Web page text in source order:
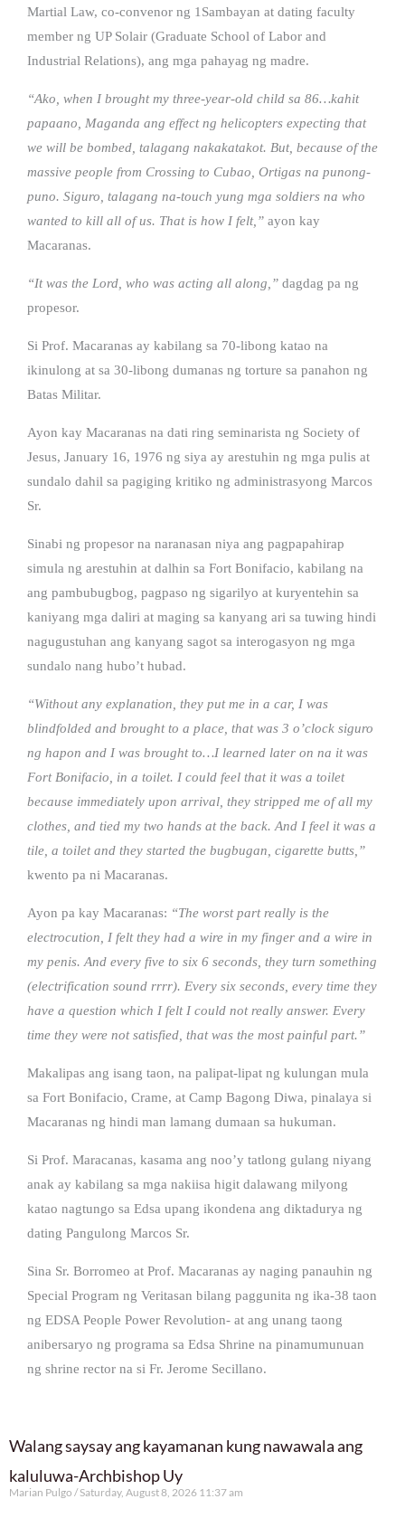
Martial Law, co-convenor ng 1Sambayan at dating faculty
member ng UP Solair (Graduate School of Labor and
Industrial Relations), ang mga pahayag ng madre.
“Ako, when I brought my three-year-old child sa 86…kahit
papaano, Maganda ang effect ng helicopters expecting that
we will be bombed, talagang nakakatakot. But, because of the
massive people from Crossing to Cubao, Ortigas na punong-
puno. Siguro, talagang na-touch yung mga soldiers na who
wanted to kill all of us. That is how I felt,” ayon kay
Macaranas.
“It was the Lord, who was acting all along,” dagdag pa ng
propesor.
Si Prof. Macaranas ay kabilang sa 70-libong katao na
ikinulong at sa 30-libong dumanas ng torture sa panahon ng
Batas Militar.
Ayon kay Macaranas na dati ring seminarista ng Society of
Jesus, January 16, 1976 ng siya ay arestuhin ng mga pulis at
sundalo dahil sa pagiging kritiko ng administrasyong Marcos
Sr.
Sinabi ng propesor na naranasan niya ang pagpapahirap
simula ng arestuhin at dalhin sa Fort Bonifacio, kabilang na
ang pambubugbog, pagpaso ng sigarilyo at kuryentehin sa
kaniyang mga daliri at maging sa kanyang ari sa tuwing hindi
nagugustuhan ang kanyang sagot sa interogasyon ng mga
sundalo nang hubo’t hubad.
“Without any explanation, they put me in a car, I was
blindfolded and brought to a place, that was 3 o’clock siguro
ng hapon and I was brought to…I learned later on na it was
Fort Bonifacio, in a toilet. I could feel that it was a toilet
because immediately upon arrival, they stripped me of all my
clothes, and tied my two hands at the back. And I feel it was a
tile, a toilet and they started the bugbugan, cigarette butts,”
kwento pa ni Macaranas.
Ayon pa kay Macaranas: “The worst part really is the
electrocution, I felt they had a wire in my finger and a wire in
my penis. And every five to six 6 seconds, they turn something
(electrification sound rrrr). Every six seconds, every time they
have a question which I felt I could not really answer. Every
time they were not satisfied, that was the most painful part.”
Makalipas ang isang taon, na palipat-lipat ng kulungan mula
sa Fort Bonifacio, Crame, at Camp Bagong Diwa, pinalaya si
Macaranas ng hindi man lamang dumaan sa hukuman.
Si Prof. Maracanas, kasama ang noo’y tatlong gulang niyang
anak ay kabilang sa mga nakiisa higit dalawang milyong
katao nagtungo sa Edsa upang ikondena ang diktadurya ng
dating Pangulong Marcos Sr.
Sina Sr. Borromeo at Prof. Macaranas ay naging panauhin ng
Special Program ng Veritasan bilang paggunita ng ika-38 taon
ng EDSA People Power Revolution- at ang unang taong
anibersaryo ng programa sa Edsa Shrine na pinamumunuan
ng shrine rector na si Fr. Jerome Secillano.
Walang saysay ang kayamanan kung nawawala ang
kaluluwa-Archbishop Uy
Marian Pulgo Saturday, August 8, 2026 11:37 am